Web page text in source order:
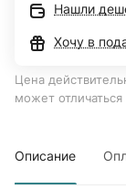
Нашли
Хочу в
Цена
может
Описание